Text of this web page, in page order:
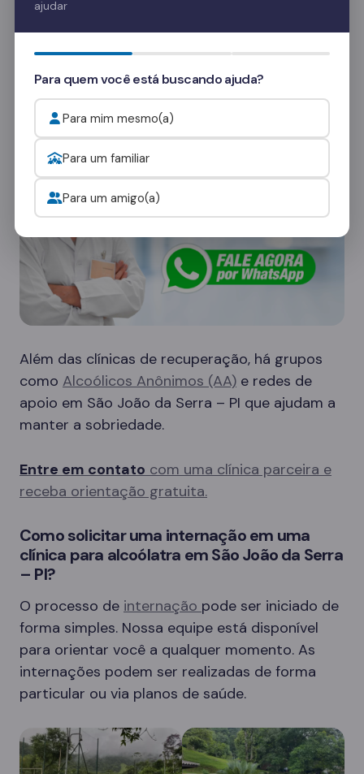
consultorese veja como funcionam as visitas.
Onde procurar ajuda para o alcoolismo?
Além das clínicas de recuperação, há grupos
como Alcoólicos Anônimos (AA) e redes de
apoio em São João da Serra – PI que ajudam a
manter a sobriedade.
Entre em contato com uma clínica parceira e
receba orientação gratuita.
Como solicitar uma internação em uma
clínica para alcoólatra em São João da Serra
– PI?
O processo de internação pode ser iniciado de
forma simples. Nossa equipe está disponível
para orientar você a qualquer momento. As
internações podem ser realizadas de forma
particular ou via planos de saúde.
ajudar
Para quem você está buscando ajuda?
Para mim mesmo(a)
Para um familiar
Para um amigo(a)